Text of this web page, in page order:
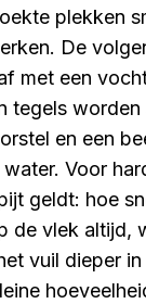
plekken
De
met een
tegels
en een
Voor
geldt: hoe
de vlek altijd,
vuil dieper in